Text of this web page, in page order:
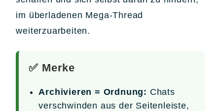
im überladenen Mega-Thread
weiterzuarbeiten.
✅ Merke
Archivieren = Ordnung: Chats
verschwinden aus der Seitenleiste,